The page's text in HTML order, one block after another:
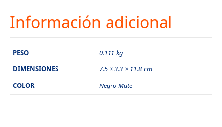
Información adicional
PESO
0.111 kg
DIMENSIONES
7.5 × 3.3 × 11.8 cm
COLOR
Negro Mate